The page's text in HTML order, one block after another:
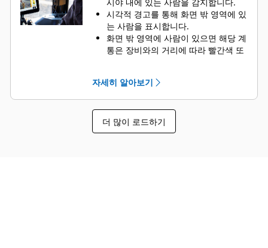
시야 내에 있는 사람을 감지합니다.
시각적 경고를 통해 화면 밖 영역에 있
는 사람을 표시합니다.
화면 밖 영역에 사람이 있으면 해당 계
통은 장비와의 거리에 따라 빨간색 또
자세히 알아보기
더 많이 로드하기